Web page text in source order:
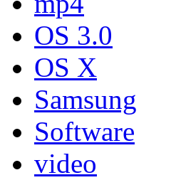
OS 3.0
OS X
Samsung
Software
video